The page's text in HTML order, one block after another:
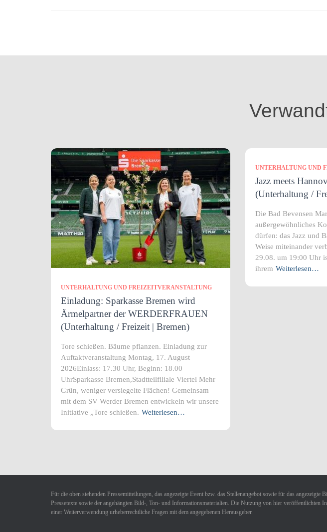
UNTERHALTUNG UND FREIZEITVERANSTALTUNG
Einladung: Sparkasse Bremen wird
Ärmelpartner der WERDERFRAUEN
(Unterhaltung / Freizeit | Bremen)
Tore schießen. Bäume pflanzen. Einladung zur
Auftaktveranstaltung Montag, 17. August
2026Einlass: 17.30 Uhr, Beginn: 18.00
UhrSparkasse Bremen,Stadtteilfiliale Viertel Mehr
Grün, weniger versiegelte Flächen! Gemeinsam
mit dem SV Werder Bremen entwickeln wir unsere
Initiative „Tore schießen. Weiterlesen…
UNTERHALTUNG UND
Jazz meets
(Unterhaltung /
Die Bad Bevensen
außergewöhnliches
dürfen: das Jazz und
Weise miteinander
29.08. um 19:00 Uhr
ihrem Weiterlesen…
Für die oben stehenden Pressemitteilungen, das angezeigte Event bzw. das Stellenangebot sowie für das
Pressetexte sowie der angehängten Bild-, Ton- und Informationsmaterialien. Die Nutzung von hier
einer Weiterverwendung urheberrechtliche Fragen mit dem angegebenen Herausgeber.